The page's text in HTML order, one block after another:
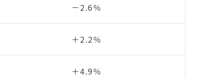
－2.6％
＋2.2％
＋4.9％